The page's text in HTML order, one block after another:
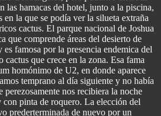
las hamacas del hotel, junto a la piscina,
en la que se podía ver la silueta extraña
cactus. El parque nacional de Joshua
que comprende áreas del desierto de
famosa por la presencia endemica del
cactus que crece en la zona. Esa fama
homónimo de U2, en donde aparece
temprano al día siguiente y no había
perezosamente nos recibiera la noche
pinta de roquero. La elección del
prederterminada de nuevo por un